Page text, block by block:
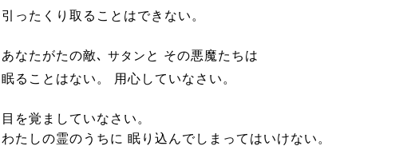
引ったくり取ることはできない。
あなたがたの敵､ サタン と その悪魔たちは
眠ることはない。 用心していなさい。
目を覚ましていなさい。
わたしの霊のうちに 眠り込んでしまってはいけない。